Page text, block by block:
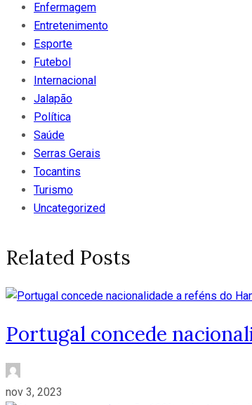
Enfermagem
Entretenimento
Esporte
Futebol
Internacional
Jalapão
Política
Saúde
Serras Gerais
Tocantins
Turismo
Uncategorized
Related Posts
Portugal concede
nov 3, 2023